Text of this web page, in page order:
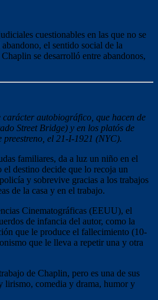
cuestionables en las que no se
el sentido social de la
se desarrolló entre abandonos,
autobiográfico, que hacen de
Street Bridge) y en los platós de
el 21-I-1921 (NYC).
familiares, da a luz un niño en el
destino decide que lo recoja un
y sobrevive gracias a los trabajos
de la casa y en el trabajo.
Cinematográficas (EEUU), el
de infancia del autor, como la
que le produce el fallecimiento (10-
que le lleva a repetir una y otra
de Chaplin, pero es una de sus
lirismo, comedia y drama, humor y